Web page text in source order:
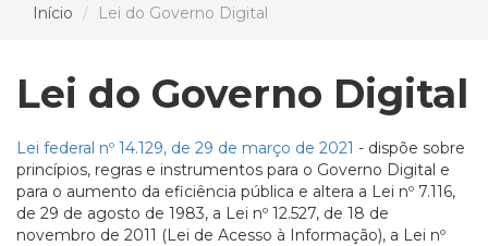
Início Lei do Governo Digital
Lei do Governo Digital
Lei federal nº 14.129, de 29 de março de 2021 - dispõe sobre
princípios, regras e instrumentos para o Governo Digital e
para o aumento da eficiência pública e altera a Lei nº 7.116,
de 29 de agosto de 1983, a Lei nº 12.527, de 18 de
novembro de 2011 (Lei de Acesso à Informação), a Lei nº